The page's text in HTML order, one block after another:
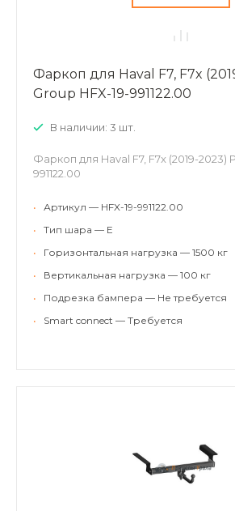
Фаркоп для Haval F7, F7x
Group HFX-19-991122.00
В наличии: 3 шт.
Фаркоп для Haval F7, F7x (2019-2023)
991122.00
•
Артикул — HFX-19-991122.00
•
Тип шара — E
•
Горизонтальная нагрузка — 1500 кг
•
Вертикальная нагрузка — 100 кг
•
Подрезка бампера — Не требуется
•
Smart connect — Требуется